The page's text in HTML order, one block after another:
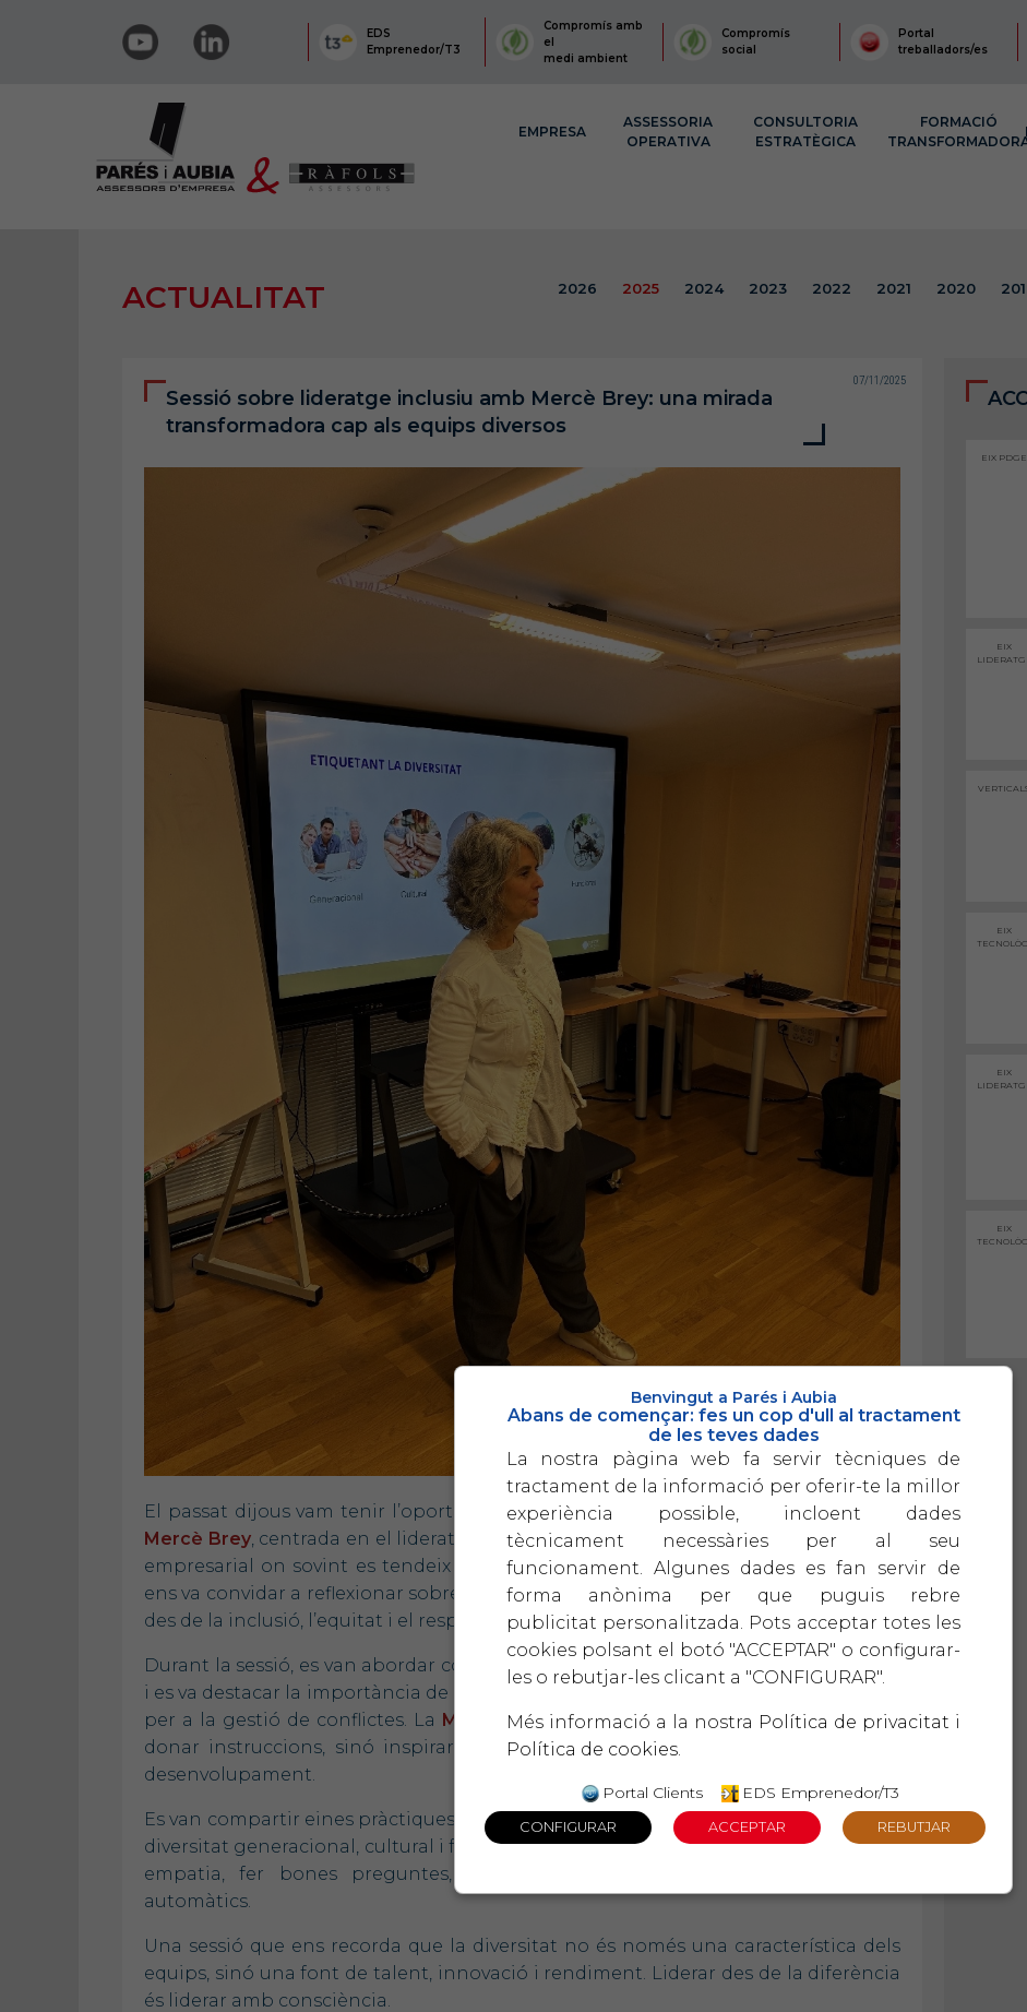
EDS
Emprenedor/T3
Compromís amb
el
medi ambient
Compromís
social
Portal
treballadors/es
EMPRESA
ASSESSORIA
OPERATIVA
CONSULTORIA
ESTRATÈGICA
FORMACIÓ
ACTUALITAT 2026 2025 2024 2023 2022 2021 2020
Sessió sobre lideratge inclusiu amb Mercè Brey: una mirada
transformadora cap als equips diversos
07/11/2025
El passat dijous vam tenir l’oportunitat de compartir una sessió inspiradora amb
Mercè Brey, centrada en el lideratge compartit en clau de diversitat. En un entorn
empresarial on sovint es tendeix a l’homogeneïtzació dels equips, laMercè Brey
ens va convidar a reflexionar sobre el valor de la diferència i la necessitat de liderar
des de la inclusió, l’equitat i el respecte.
Durant la sessió, es van abordar conceptes com els lideratges alfa, moma i omega,
i es va destacar la importància de calibrar, escoltar activament i crear espais segurs
per a la gestió de conflictes. La Mercè Brey va remarcar que liderar no és només
donar instruccions, sinó inspirar, instruir i acompanyar les persones en el seu
desenvolupament.
Es van compartir eines pràctiques per a un lideratge inclusiu: des de la gestió de la
diversitat generacional, cultural i funcional, fins a la necessitat de posar límits amb
empatia, fer bones preguntes, donar feedback constructiu i evitar judicis
automàtics.
Una sessió que ens recorda que la diversitat no és només una característica dels
equips, sinó una font de talent, innovació i rendiment. Liderar des de la diferència
és liderar amb consciència.
EIX PDGE
EIX
EIX
EIX
EIX
Benvingut a Parés i Aubia
Abans de començar: fes un cop d'ull al tractament
de les teves dades
La nostra pàgina web fa servir tècniques de
tractament de la informació per oferir-te la millor
experiència possible, incloent dades
tècnicament necessàries per al seu
funcionament. Algunes dades es fan servir de
forma anònima per que puguis rebre
publicitat personalitzada. Pots acceptar totes les
cookies polsant el botó "ACCEPTAR" o configurar-
les o rebutjar-les clicant a "CONFIGURAR".
Més informació a la nostra Política de privacitat i
Política de cookies.
Portal Clients EDS Emprenedor/T3